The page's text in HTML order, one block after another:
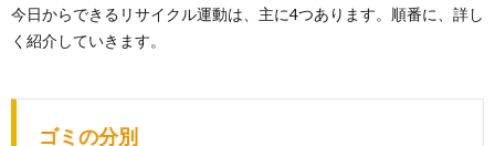
今日からできるリサイクル運動は、主に4つあります。順番に、詳し
く紹介していきます。
ゴミの分別